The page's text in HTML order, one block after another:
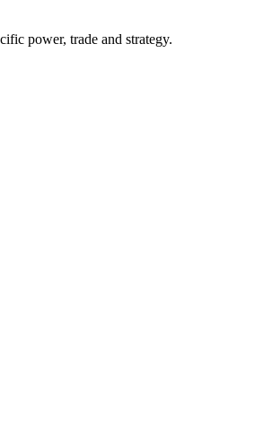
power, trade and strategy.